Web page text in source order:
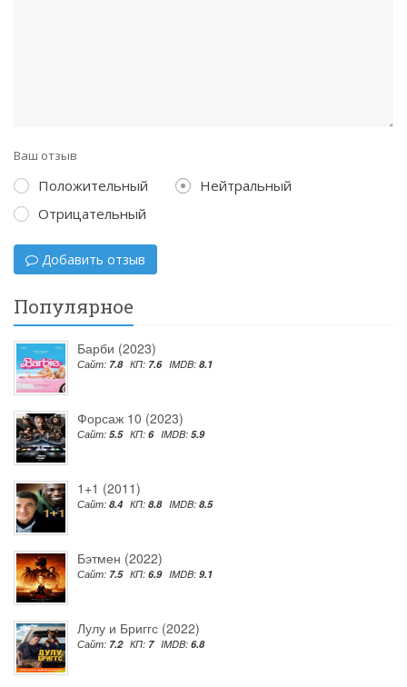
Ваш отзыв
Положительный
Нейтральный
Отрицательный
Добавить отзыв
Популярное
Барби (2023)
Сайт: 7.8 КП: 7.6 IMDB: 8.1
Форсаж 10 (2023)
Сайт: 5.5 КП: 6 IMDB: 5.9
1+1 (2011)
Сайт: 8.4 КП: 8.8 IMDB: 8.5
Бэтмен (2022)
Сайт: 7.5 КП: 6.9 IMDB: 9.1
Лулу и Бриггс (2022)
Сайт: 7.2 КП: 7 IMDB: 6.8